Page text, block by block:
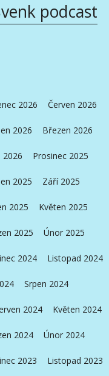
podcast
2026 Červen 2026
2026 Březen 2026
2026 Prosinec 2025
2025 Září 2025
2025 Květen 2025
2025 Únor 2025
2024 Listopad 2024
Srpen 2024
2024 Květen 2024
2024 Únor 2024
2023 Listopad 2023